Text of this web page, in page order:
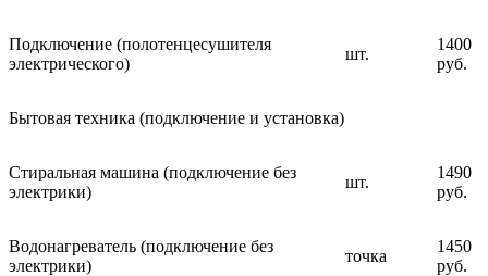
Подключение (полотенцесушителя
электрического)
шт.
1400
руб.
Бытовая техника (подключение и установка)
Стиральная машина (подключение без
электрики)
шт.
1490
руб.
Водонагреватель (подключение без
электрики)
точка
1450
руб.